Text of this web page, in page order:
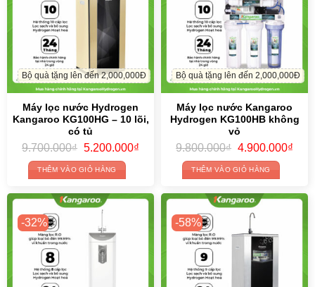
Bộ quà tặng lên đến 2,000,000Đ
Máy lọc nước Hydrogen
Kangaroo KG100HG – 10 lõi,
có tủ
9.700.000₫ Original
was:
9.700.000₫.
5.200.000₫Current
5.200.000₫.
THÊM VÀO GIỎ HÀNG
Bộ quà tặng lên đến 2,000,000Đ
Máy lọc nước Kangaroo
Hydrogen KG100HB không
vỏ
9.800.000₫ Original
was:
9.800.000₫.
4.900.000₫
THÊM VÀO GIỎ HÀNG
-32% -58%